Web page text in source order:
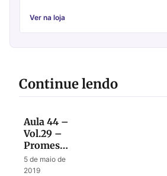
Ver na loja
Continue lendo
Aula 44 –
Vol.29 –
Promessas
de
restauração
5 de maio de
2019